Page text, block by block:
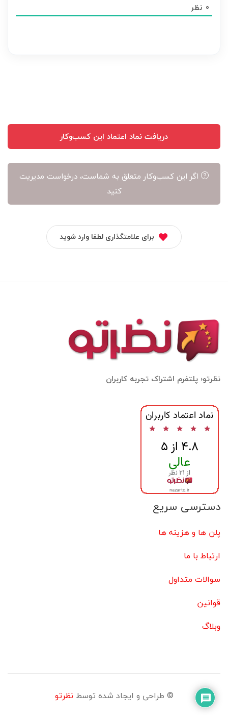
هر
0 نظر
دریافت نماد اعتماد این کسب‌وکار
اگر این کسب‌وکار متعلق به شماست، درخواست مدیریت
کنید
برای علامتگذاری لطفا وارد شوید
نظرتو؛ پلتفرم اشتراک تجربه کاربران
دسترسی سریع
پلن ها و هزینه ها
ارتباط با ما
سوالات متداول
قوانین
وبلاگ
© طراحی و ایجاد شده توسط نظرتو